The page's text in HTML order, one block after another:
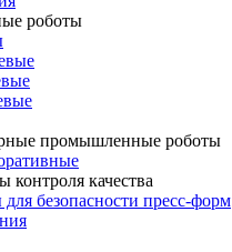
роботы
промышленные роботы
контроля качества
безопасности пресс-форм